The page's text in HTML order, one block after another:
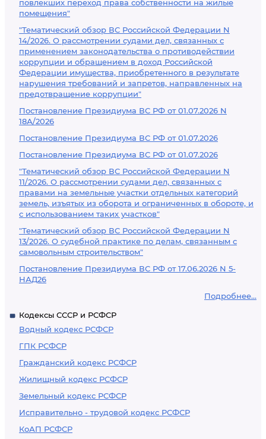
повлекших переход права собственности на жилые
помещения"
"Тематический обзор ВС Российской Федерации N
14/2026. О рассмотрении судами дел, связанных с
применением законодательства о противодействии
коррупции и обращением в доход Российской
Федерации имущества, приобретенного в результате
нарушения требований и запретов, направленных на
предотвращение коррупции"
Постановление Президиума ВС РФ от 01.07.2026 N
18А/2026
Постановление Президиума ВС РФ от 01.07.2026
Постановление Президиума ВС РФ от 01.07.2026
"Тематический обзор ВС Российской Федерации N
11/2026. О рассмотрении судами дел, связанных с
правами на земельные участки отдельных категорий
земель, изъятых из оборота и ограниченных в обороте, и
с использованием таких участков"
"Тематический обзор ВС Российской Федерации N
13/2026. О судебной практике по делам, связанным с
самовольным строительством"
Постановление Президиума ВС РФ от 17.06.2026 N 5-
НАД26
Подробнее...
Кодексы СССР и РСФСР
Водный кодекс РСФСР
ГПК РСФСР
Гражданский кодекс РСФСР
Жилищный кодекс РСФСР
Земельный кодекс РСФСР
Исправительно - трудовой кодекс РСФСР
КоАП РСФСР